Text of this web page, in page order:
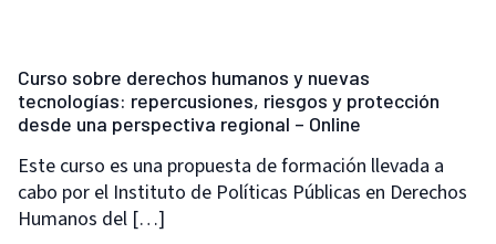
Curso sobre derechos humanos y nuevas
tecnologías: repercusiones, riesgos y protección
desde una perspectiva regional – Online
Este curso es una propuesta de formación llevada a
cabo por el Instituto de Políticas Públicas en Derechos
Humanos del […]